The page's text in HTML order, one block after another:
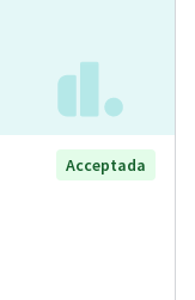
Acceptada